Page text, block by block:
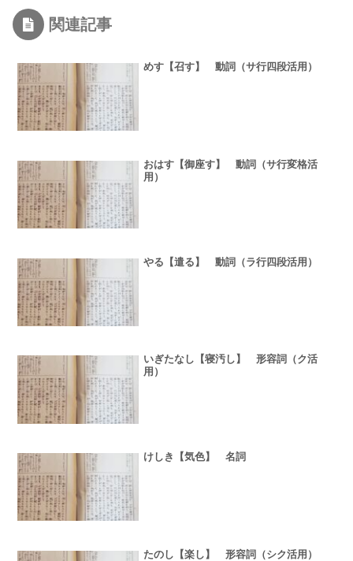
関連記事
めす【召す】 動詞（サ行四段活用）
おはす【御座す】 動詞（サ行変格活
用）
やる【遣る】 動詞（ラ行四段活用）
いぎたなし【寝汚し】 形容詞（ク活
用）
けしき【気色】 名詞
たのし【楽し】 形容詞（シク活用）